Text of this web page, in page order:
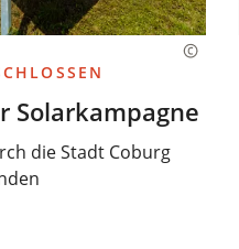
Solarkampagne
die Stadt Coburg